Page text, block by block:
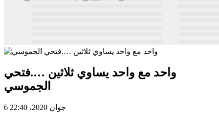
واحد مع واحد يساوي ثلاثين ….فتحي
الجموسي
6 جوان 2020، 22:40